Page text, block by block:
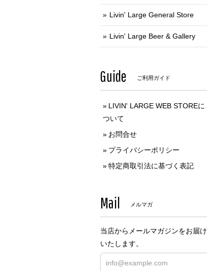
Livin' Large General Store
Livin' Large Beer & Gallery
Guide ご利用ガイド
LIVIN' LARGE WEB STOREに
ついて
お問合せ
プライバシーポリシー
特定商取引法に基づく表記
Mail メルマガ
当店からメールマガジンをお届け
いたします。